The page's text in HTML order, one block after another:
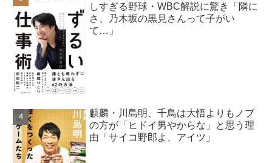
しすぎる野球・WBC解説に驚き「隣に
さ、乃木坂の黒見さんって子がい
て…」
麒麟・川島明、千鳥は大悟よりもノブ
の方が「ヒドイ男やからな」と思う理
由「サイコ野郎よ、アイツ」